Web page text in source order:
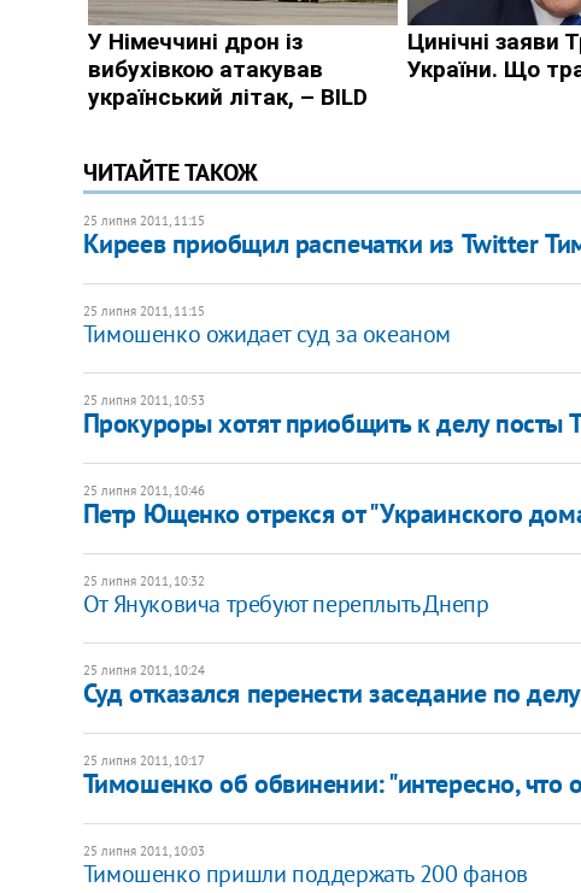
ЧИТАЙТЕ ТАКОЖ
25 липня 2011, 11:15
Киреев приобщил распечатки из Twitter
25 липня 2011, 11:15
Тимошенко ожидает суд за океаном
25 липня 2011, 10:53
Прокуроры хотят приобщить к делу
25 липня 2011, 10:46
Петр Ющенко отрекся от "Украинского
25 липня 2011, 10:32
От Януковича требуют переплыть Днепр
25 липня 2011, 10:24
Суд отказался перенести заседание по
25 липня 2011, 10:17
Тимошенко об обвинении: "интересно, что
25 липня 2011, 10:03
Тимошенко пришли поддержать 200 фанов